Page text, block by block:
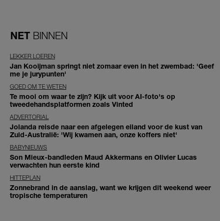
NET BINNEN
LEKKER LOEREN
Jan Kooijman springt niet zomaar even in het zwembad: 'Geef
me je jurypunten'
GOED OM TE WETEN
Te mooi om waar te zijn? Kijk uit voor AI-foto's op
tweedehandsplatformen zoals Vinted
ADVERTORIAL
Jolanda reisde naar een afgelegen eiland voor de kust van
Zuid-Australië: 'Wij kwamen aan, onze koffers niet'
BABYNIEUWS
Son Mieux-bandleden Maud Akkermans en Olivier Lucas
verwachten hun eerste kind
HITTEPLAN
Zonnebrand in de aanslag, want we krijgen dit weekend weer
tropische temperaturen